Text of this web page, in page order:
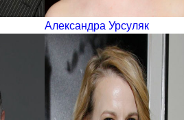
Александра Урсуляк